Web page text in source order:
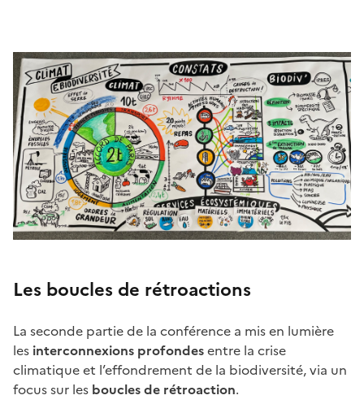
Les boucles de rétroactions
La seconde partie de la conférence a mis en lumière
les interconnexions profondesentre la crise
climatique et l’effondrement de la biodiversité, via un
focus sur les boucles de rétroaction.